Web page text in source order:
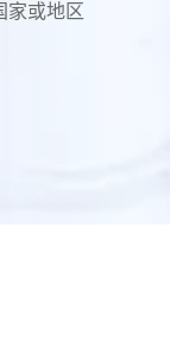
家或地区